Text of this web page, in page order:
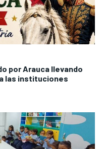
por Arauca llevando
las instituciones